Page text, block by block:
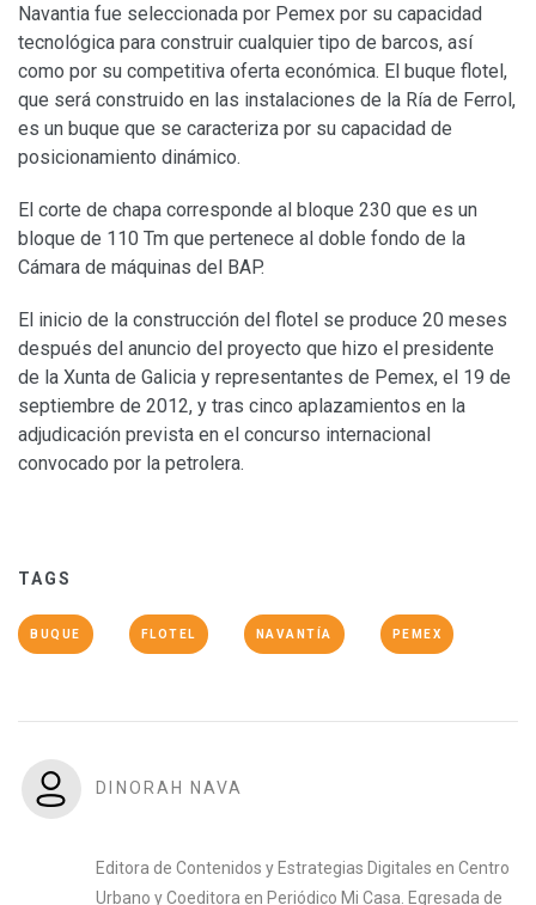
Navantia fue seleccionada por Pemex por su capacidad
tecnológica para construir cualquier tipo de barcos, así
como por su competitiva oferta económica. El buque flotel,
que será construido en las instalaciones de la Ría de Ferrol,
es un buque que se caracteriza por su capacidad de
posicionamiento dinámico.
El corte de chapa corresponde al bloque 230 que es un
bloque de 110 Tm que pertenece al doble fondo de la
Cámara de máquinas del BAP.
El inicio de la construcción del flotel se produce 20 meses
después del anuncio del proyecto que hizo el presidente
de la Xunta de Galicia y representantes de Pemex, el 19 de
septiembre de 2012, y tras cinco aplazamientos en la
adjudicación prevista en el concurso internacional
convocado por la petrolera.
TAGS
BUQUE FLOTEL NAVANTÍA PEMEX
DINORAH NAVA
Editora de Contenidos y Estrategias Digitales en Centro
Urbano y Coeditora en Periódico Mi Casa. Egresada de